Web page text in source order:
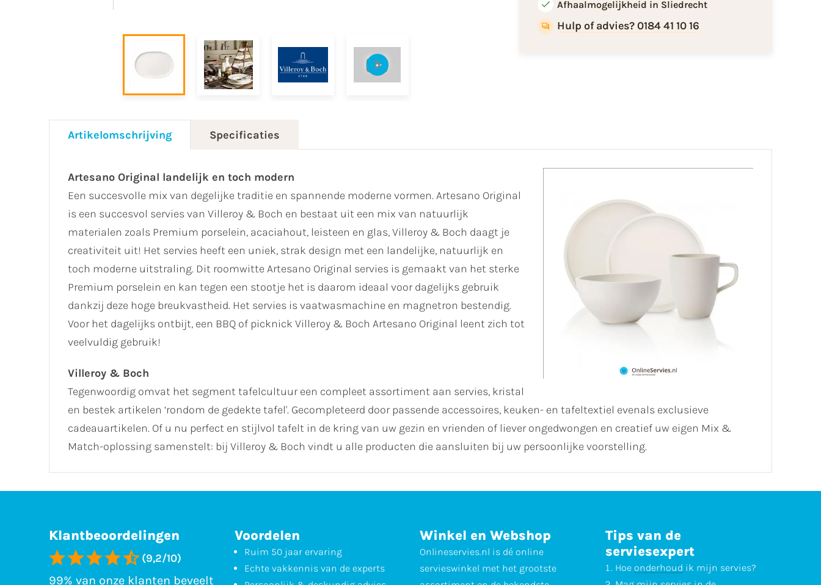
Afhaalmogelijkheid in Sliedrecht
Hulp of advies? 0184 41 10 16
Artikelomschrijving Specificaties
Artesano Original landelijk en toch modern
Een succesvolle mix van degelijke traditie en spannende moderne vormen. Artesano Original
is een succesvol servies van Villeroy & Boch en bestaat uit een mix van natuurlijk
materialen zoals Premium porselein, acaciahout, leisteen en glas, Villeroy & Boch daagt je
creativiteit uit! Het servies heeft een uniek, strak design met een landelijke, natuurlijk en
toch moderne uitstraling. Dit roomwitte Artesano Original servies is gemaakt van het sterke
Premium porselein en kan tegen een stootje het is daarom ideaal voor dagelijks gebruik
dankzij deze hoge breukvastheid. Het servies is vaatwasmachine en magnetron bestendig.
Voor het dagelijks ontbijt, een BBQ of picknick Villeroy & Boch Artesano Original leent zich tot
veelvuldig gebruik!
Villeroy & Boch
Tegenwoordig omvat het segment tafelcultuur een compleet assortiment aan servies, kristal
en bestek artikelen ‘rondom de gedekte tafel'. Gecompleteerd door passende accessoires, keuken- en tafeltextiel evenals exclusieve
cadeauartikelen. Of u nu perfect en stijlvol tafelt in de kring van uw gezin en vrienden of liever ongedwongen en creatief uw eigen Mix &
Match-oplossing samenstelt: bij Villeroy & Boch vindt u alle producten die aansluiten bij uw persoonlijke voorstelling.
Klantbeoordelingen
(9,2/10)
99% van onze klanten beveelt
Voordelen
Ruim 50 jaar ervaring
Echte vakkennis van de experts
Winkel en Webshop
Onlineservies.nl is dé online
servieswinkel met het grootste
Tips van de
serviesexpert
Hoe onderhoud ik mijn servies?